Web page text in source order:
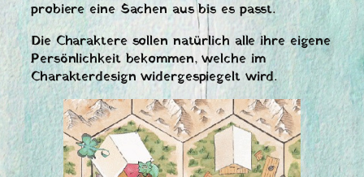
probiere eine Sachen aus bis es passt.
Die Charaktere sollen natürlich alle ihre eigene
Persönlichkeit bekommen, welche im
Charakterdesign widergespiegelt wird.